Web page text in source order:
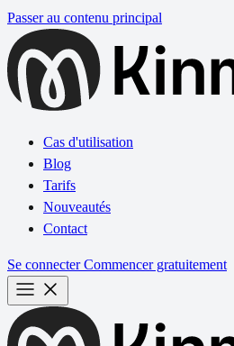
Passer au contenu principal
Cas d'utilisation
Blog
Tarifs
Nouveautés
Contact
Se connecterCommencer gratuitement